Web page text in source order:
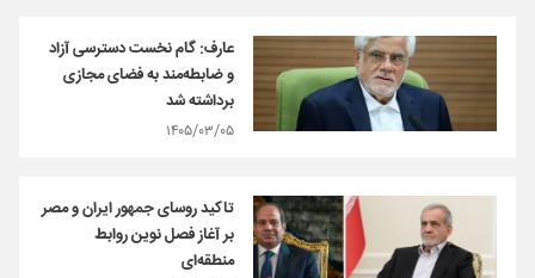
عارف: گام نخست دسترسی آزاد
و ضابطه‌مند به فضای مجازی
برداشته شد
۱۴۰۵/۰۳/۰۵
تاکید روسای جمهور ایران و مصر
بر آغاز فصل نوین روابط
منطقه‌ای